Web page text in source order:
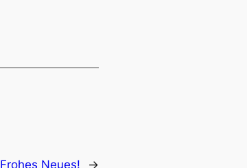
Frohes Neues! →